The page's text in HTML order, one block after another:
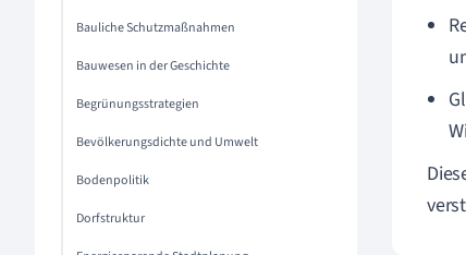
Bauliche Schutzmaßnahmen
Bauwesen in der Geschichte
Begrünungsstrategien
Bevölkerungsdichte und Umwelt
Bodenpolitik
Dorfstruktur